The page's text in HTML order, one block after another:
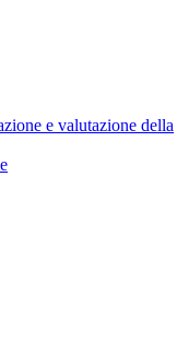
e valutazione della